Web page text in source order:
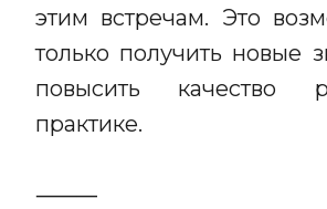
этим встречам. Это
только получить новые
повысить качество
практике.
⸻